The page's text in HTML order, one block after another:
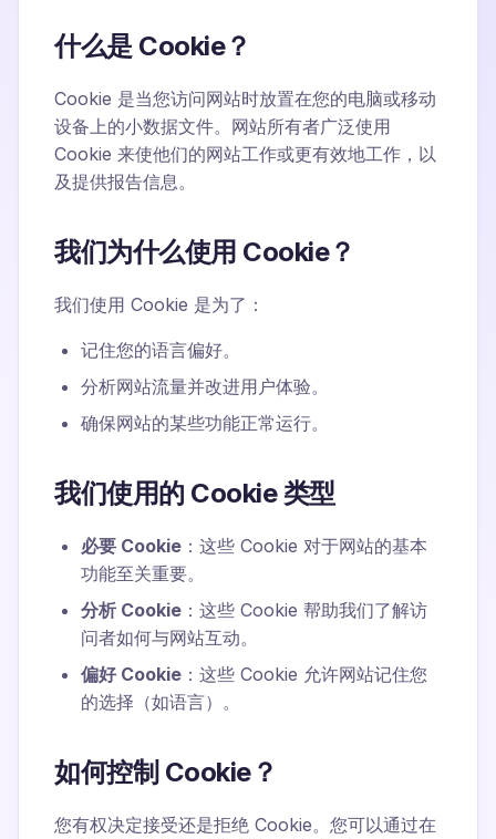
什么是 Cookie？
Cookie 是当您访问网站时放置在您的电脑或移动
设备上的小数据文件。网站所有者广泛使用
Cookie 来使他们的网站工作或更有效地工作，以
及提供报告信息。
我们为什么使用 Cookie？
我们使用 Cookie 是为了：
记住您的语言偏好。
分析网站流量并改进用户体验。
确保网站的某些功能正常运行。
我们使用的 Cookie 类型
必要 Cookie ：这些 Cookie 对于网站的基本
功能至关重要。
分析 Cookie ：这些 Cookie 帮助我们了解访
问者如何与网站互动。
偏好 Cookie ：这些 Cookie 允许网站记住您
的选择（如语言）。
如何控制 Cookie？
您有权决定接受还是拒绝 Cookie。您可以通过在